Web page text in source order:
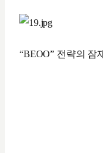
“BEOO” 전략의 잠